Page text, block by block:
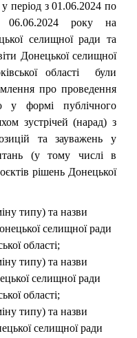
період з 01.06.2024 по
06.06.2024 року на
селищної ради та
Донецької селищної
області були
про проведення
у формі публічного
зустрічей (нарад) з
та зауважень у
(у тому числі в
рішень Донецької
типу) та назви
селищної ради
області;
типу) та назви
селищної ради
області;
типу) та назви
селищної ради